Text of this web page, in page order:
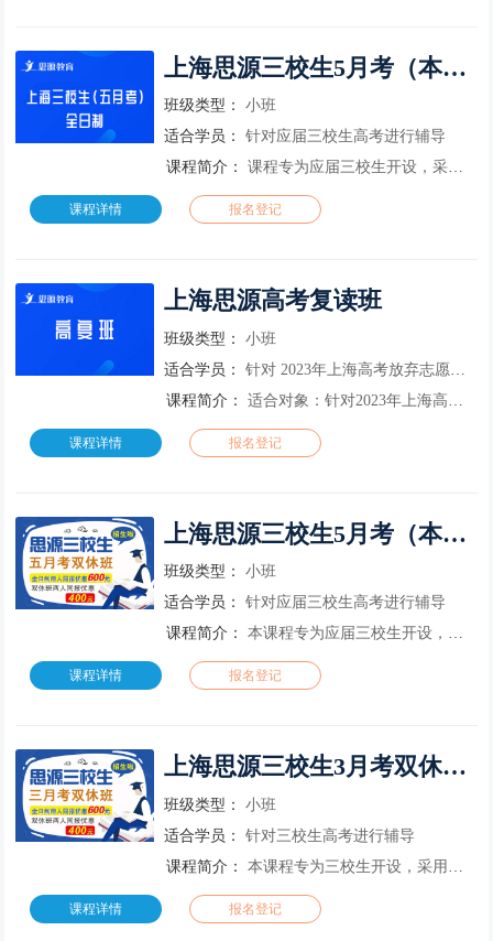
上海思源三校生5月考（本科）全日制培训课程
班级类型：
小班
适合学员：
针对应届三校生高考进行辅导
课程简介：
课程专为应届三校生开设，采用全日制班型。本课程针对应届三校生高考进行辅导(3月考、5月考)，通过全面系统的教学，夯实学业基础，让学生找到学习的方法和信心，考上理想大学。本课程根据时间段的不同，提供了暑
课程详情 报名登记
上海思源高考复读班
班级类型：
小班
适合学员：
针对 2023年上海高考放弃志愿戒录取的考生、艺体生、往届生。
课程简介：
适合对象：针对2023年上海高考放弃志愿戒录取的考生、艺体生、往届生。
课程详情 报名登记
上海思源三校生5月考（本科）双休培训课程
班级类型：
小班
适合学员：
针对应届三校生高考进行辅导
课程简介：
本课程专为应届三校生开设，周末双休开班。本课程针对应届三校生高考进行辅导(3月考、5月考)，通过全面系统的教学，夯实学业基础，让学生找到学习的方法和信心，考上理想大学。本课程根据时间段的不同，提供了暑
课程详情 报名登记
上海思源三校生3月考双休培训课程
班级类型：
小班
适合学员：
针对三校生高考进行辅导
课程简介：
本课程专为三校生开设，采用双休日上课。本课程针对三校生高考进行辅导(3月考)，通过全面系统的教学，夯实学业基础，让学生找到学习的方法和信心，考上理想大学。
课程详情 报名登记